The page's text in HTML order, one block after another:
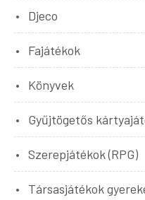
Djeco
Fajátékok
Könyvek
Gyűjtögetős
Szerepjátékok (RPG)
Társasjátékok